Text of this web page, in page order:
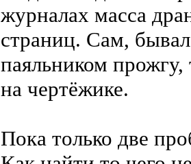
журналах масса
страниц. Сам,
паяльником
на чертёжике.
Пока только две